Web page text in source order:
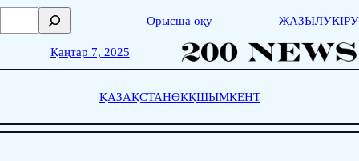
Skip
о
с
Орысша оқу ЖАЗЫЛУКІРУ
Қаңтар 7, 2025
ҚАЗАҚСТАНӨКҚШЫМКЕНТ